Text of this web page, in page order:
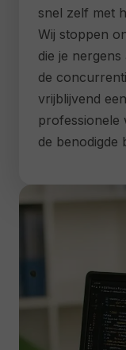
snel zelf met
Wij stoppen
die je
de
vrijblijvend
professionele
de benodigde